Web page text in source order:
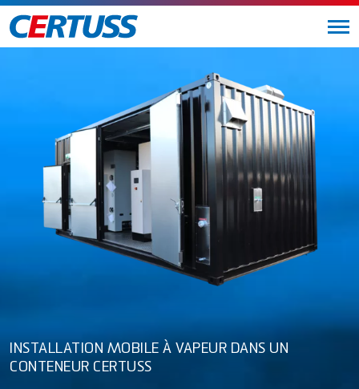
INSTALLATION MOBILE À VAPEUR DANS UN
CONTENEUR CERTUSS